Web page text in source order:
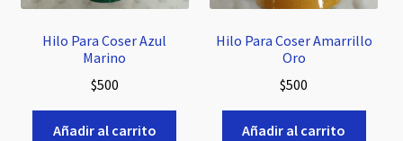
Hilo Para Coser Azul
Marino
$500
Añadir al carrito
Hilo Para Coser Amarrillo
Oro
$500
Añadir al carrito